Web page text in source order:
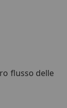
flusso delle